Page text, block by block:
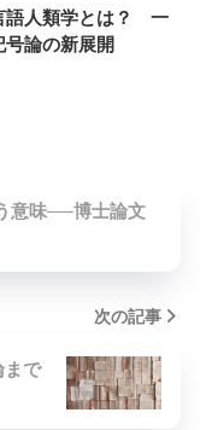
語人類学とは？ 一
論の新展開
意味──博士論文
次の記事
で